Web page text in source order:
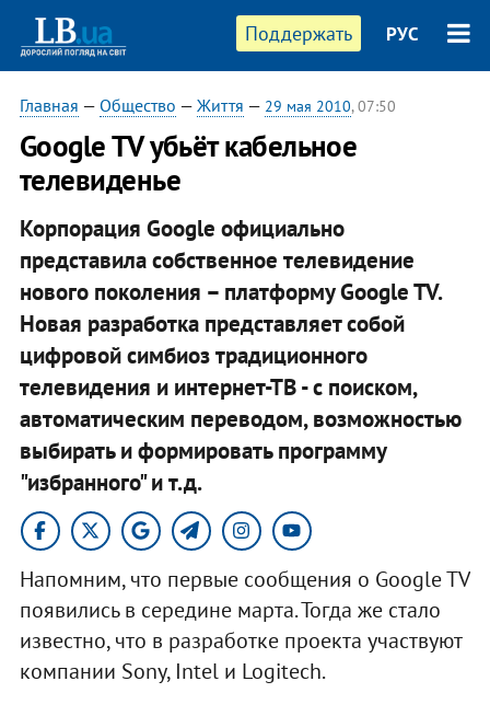
Поддержать РУС
Главная — Общество — Життя — 29 мая 2010, 07:50
Google TV убьёт кабельное
телевиденье
Корпорация Google официально
представила собственное телевидение
нового поколения – платформу Google TV.
Новая разработка представляет собой
цифровой симбиоз традиционного
телевидения и интернет-ТВ - с поиском,
автоматическим переводом, возможностью
выбирать и формировать программу
"избранного" и т.д.
Напомним, что первые сообщения о Google TV
появились в середине марта. Тогда же стало
известно, что в разработке проекта участвуют
компании Sony, Intel и Logitech.